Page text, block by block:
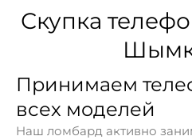
Скупка
Принимаем
всех моделей
Наш ломбард активно